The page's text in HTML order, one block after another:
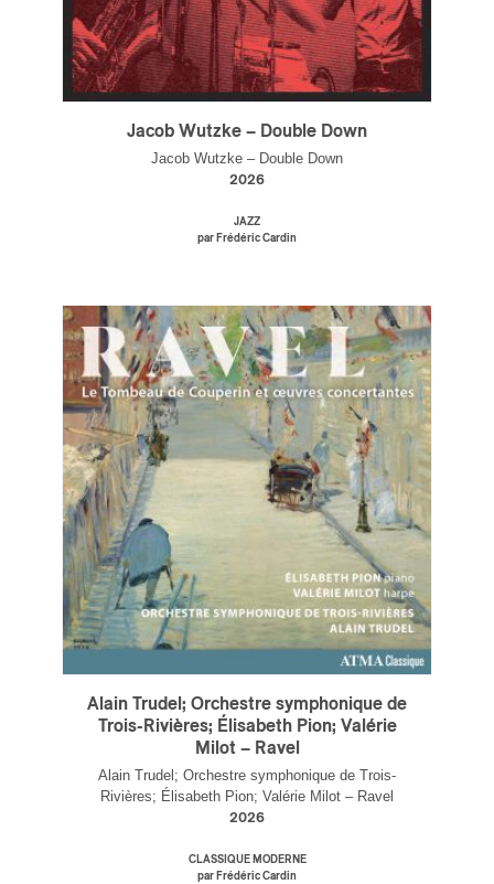
Jacob Wutzke – Double Down
Jacob Wutzke – Double Down
2026
JAZZ
par Frédéric Cardin
Alain Trudel; Orchestre symphonique de
Trois-Rivières; Élisabeth Pion; Valérie
Milot – Ravel
Alain Trudel; Orchestre symphonique de Trois-
Rivières; Élisabeth Pion; Valérie Milot – Ravel
2026
CLASSIQUE MODERNE
par Frédéric Cardin